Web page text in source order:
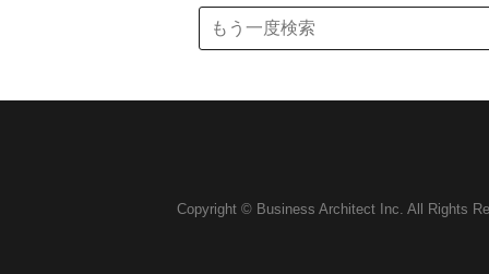
Copyright © Business Architect Inc. All Rights